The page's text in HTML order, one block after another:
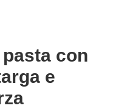
pasta con
e